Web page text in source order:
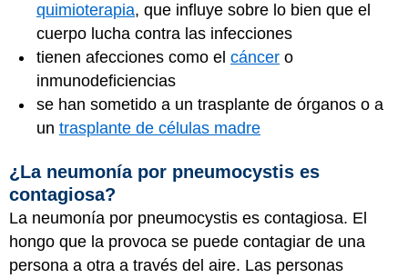
quimioterapia, que influye sobre lo bien que el
cuerpo lucha contra las infecciones
tienen afecciones como el cáncer o
inmunodeficiencias
se han sometido a un trasplante de órganos o a
un trasplante de células madre
¿La neumonía por pneumocystis es
contagiosa?
La neumonía por pneumocystis es contagiosa. El
hongo que la provoca se puede contagiar de una
persona a otra a través del aire. Las personas